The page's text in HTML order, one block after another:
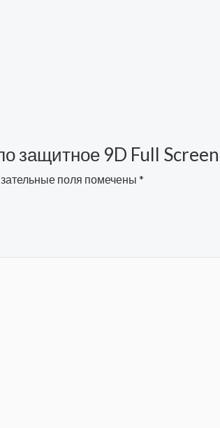
защитное 9D Full
поля помечены *